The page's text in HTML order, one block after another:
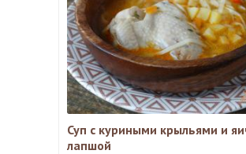
Суп с куриными крыльями и
лапшой